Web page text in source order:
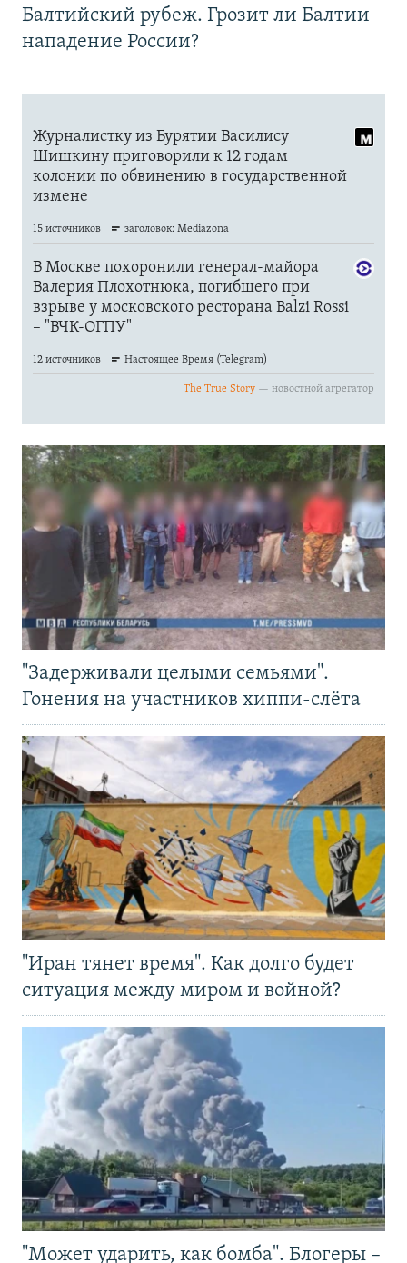
Балтийский рубеж. Грозит ли Балтии
нападение России?
"Задерживали целыми семьями".
Гонения на участников хиппи-слёта
"Иран тянет время". Как долго будет
ситуация между миром и войной?
"Может ударить, как бомба". Блогеры –